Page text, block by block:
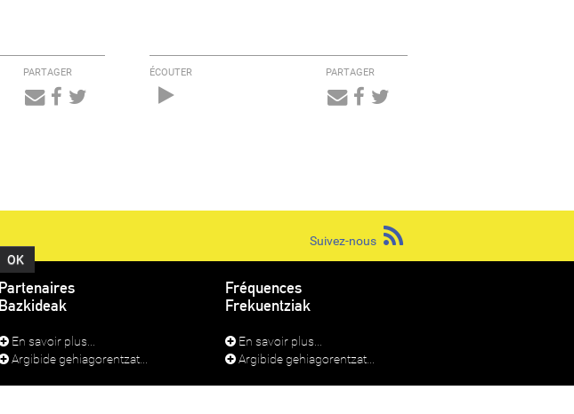
PARTAGER ÉCOUTER PARTAGER
Suivez-nous
Partenaires
Bazkideak
En savoir plus...
Argibide gehiagorentzat...
Fréquences
Frekuentziak
En savoir plus...
Argibide gehiagorentzat...